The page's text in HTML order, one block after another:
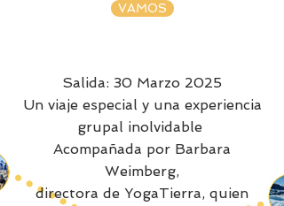
VAMOS
Salida: 30 Marzo 2025
Un viaje especial y una experiencia
grupal inolvidable
Acompañada por Barbara
Weimberg,
directora de YogaTierra, quien